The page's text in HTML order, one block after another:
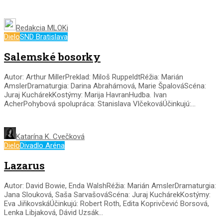
Redakcia MLOKi
DieloSND Bratislava
Salemské bosorky
Autor: Arthur MillerPreklad: Miloš RuppeldtRéžia: Marián
AmslerDramaturgia: Darina Abrahámová, Marie ŠpalováScéna:
Juraj KuchárekKostýmy: Marija HavranHudba. Ivan
AcherPohybová spolupráca: Stanislava VlčekováÚčinkujú:...
Katarína K. Cvečková
DieloDivadlo Aréna
Lazarus
Autor: David Bowie, Enda WalshRéžia: Marián AmslerDramaturgia:
Jana Slouková, Saša SarvašováScéna: Juraj KuchárekKostýmy:
Eva JiřikovskáÚčinkujú: Robert Roth, Edita Koprivčević Borsová,
Lenka Libjaková, Dávid Uzsák...